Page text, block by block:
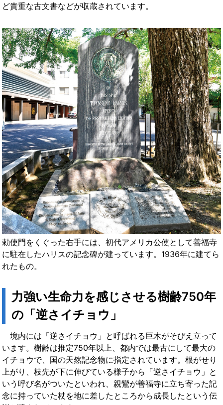
ど貴重な古文書などが収蔵されています。
勅使門をくぐった右手には、初代アメリカ公使として善福寺
に駐在したハリスの記念碑が建っています。1936年に建てら
れたもの。
力強い生命力を感じさせる樹齢750年
の 「逆さイチョウ」
境内には「逆さイチョウ」と呼ばれる巨木がそびえ立って
います。樹齢は推定750年以上、都内では最古にして最大の
イチョウで、国の天然記念物に指定されています。根がせり
上がり、枝先が下に伸びている様子から「逆さイチョウ」と
いう呼び名がついたといわれ、親鸞が善福寺に立ち寄った記
念に持っていた杖を地に差したところから成長したという伝